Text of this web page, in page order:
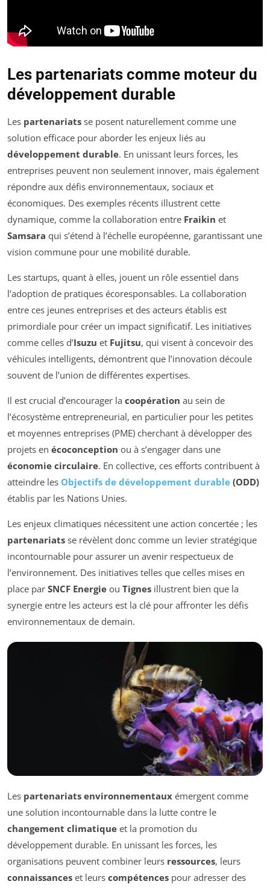
Les partenariats comme moteur du
développement durable
Les partenariats se posent naturellement comme une
solution efficace pour aborder les enjeux liés au
développement durable. En unissant leurs forces, les
entreprises peuvent non seulement innover, mais également
répondre aux défis environnementaux, sociaux et
économiques. Des exemples récents illustrent cette
dynamique, comme la collaboration entre Fraikin et
Samsara qui s’étend à l’échelle européenne, garantissant une
vision commune pour une mobilité durable.
Les startups, quant à elles, jouent un rôle essentiel dans
l’adoption de pratiques écoresponsables. La collaboration
entre ces jeunes entreprises et des acteurs établis est
primordiale pour créer un impact significatif. Les initiatives
comme celles d’Isuzu et Fujitsu, qui visent à concevoir des
véhicules intelligents, démontrent que l’innovation découle
souvent de l’union de différentes expertises.
Il est crucial d’encourager la coopération au sein de
l’écosystème entrepreneurial, en particulier pour les petites
et moyennes entreprises (PME) cherchant à développer des
projets en écoconception ou à s’engager dans une
économie circulaire. En collective, ces efforts contribuent à
atteindre les Objectifs de développement durable (ODD)
établis par les Nations Unies.
Les enjeux climatiques nécessitent une action concertée ; les
partenariats se révèlent donc comme un levier stratégique
incontournable pour assurer un avenir respectueux de
l’environnement. Des initiatives telles que celles mises en
place par SNCF Energie ou Tignes illustrent bien que la
synergie entre les acteurs est la clé pour affronter les défis
environnementaux de demain.
Les partenariats environnementaux émergent comme
une solution incontournable dans la lutte contre le
changement climatique et la promotion du
développement durable. En unissant les forces, les
organisations peuvent combiner leurs ressources, leurs
connaissances et leurs compétences pour adresser des